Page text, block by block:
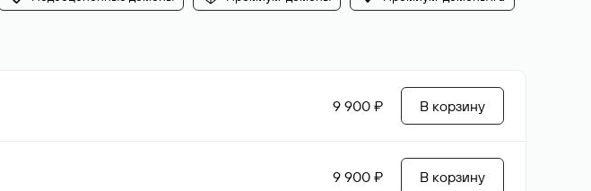
9 900 ₽ В корзину
9 900 ₽ В корзину